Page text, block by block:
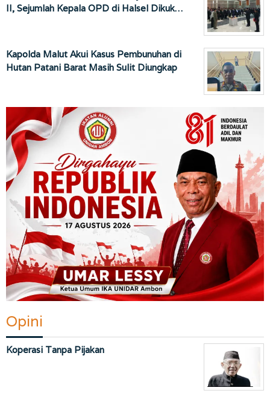
II, Sejumlah Kepala OPD di Halsel Dikuk…
Kapolda Malut Akui Kasus Pembunuhan di
Hutan Patani Barat Masih Sulit Diungkap
Opini
Koperasi Tanpa Pijakan